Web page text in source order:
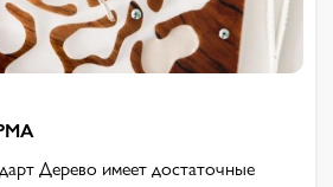
Дерево имеет достаточные